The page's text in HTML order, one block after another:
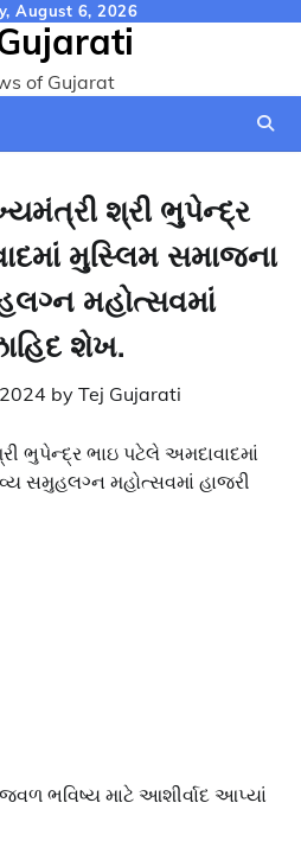
August 6, 2026
of Gujarat
શ્રી ભુપેન્દ્ર
મુસ્લિમ સમાજના
મહોત્સવમાં
શેખ.
by Tej Gujarati
ભુપેન્દ્ર ભાઇ પટેલે અમદાવાદમાં
સમુહલગ્ન મહોત્સવમાં હાજરી
ભવિષ્ય માટે આશીર્વાદ આપ્યાં